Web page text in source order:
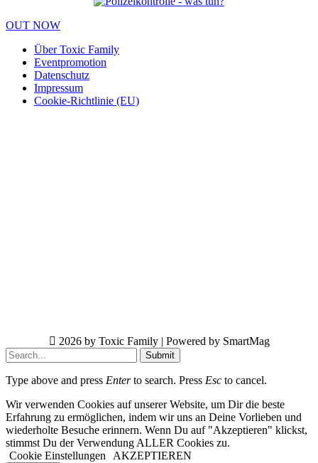
OUT NOW
Über Toxic Family
Eventpromotion
Datenschutz
Impressum
Cookie-Richtlinie (EU)
2026 by Toxic Family | Powered by SmartMag
Submit
Type above and press Enterto search. Press Esc to cancel.
Wir verwenden Cookies auf unserer Website, um Dir die beste
Erfahrung zu ermöglichen, indem wir uns an Deine Vorlieben und
wiederholte Besuche erinnern. Wenn Du auf "Akzeptieren" klickst,
stimmst Du der Verwendung ALLER Cookies zu.
Cookie Einstellungen
AKZEPTIEREN